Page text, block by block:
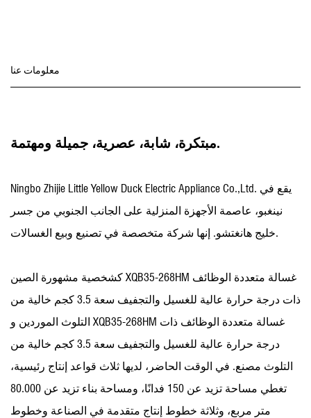
معلومات عنا
مبتكرة، شابة، عصرية، جميلة ومهتمة.
Ningbo Zhijie Little Yellow Duck Electric Appliance Co.,Ltd. يقع في
نينغبو، عاصمة الأجهزة المنزلية على الجانب الجنوبي من جسر
خليج هانغتشو. إنها شركة متخصصة في تصنيع وبيع الغسالات.
كشخصية مشهورة الصين XQB35-268HM غسالة متعددة الوظائف
ذات درجة حرارة عالية للغسيل والتجفيف سعة 3.5 كجم خالية من
التلوث الموردين XQB35-268HM غسالة متعددة الوظائف ذات
درجة حرارة عالية للغسيل والتجفيف سعة 3.5 كجم خالية من
التلوث مصنع. في الوقت الحاضر، لديها ثلاث قواعد إنتاج رئيسية،
تغطي مساحة تزيد عن 150 فدانًا، ومساحة بناء تزيد عن 80.000
متر مربع، وثلاثة خطوط إنتاج متقدمة في الصناعة وخطوط